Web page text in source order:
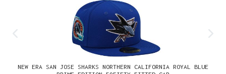
NEW ERA SAN JOSE SHARKS NORTHERN CALIFORNIA ROYAL BLUE